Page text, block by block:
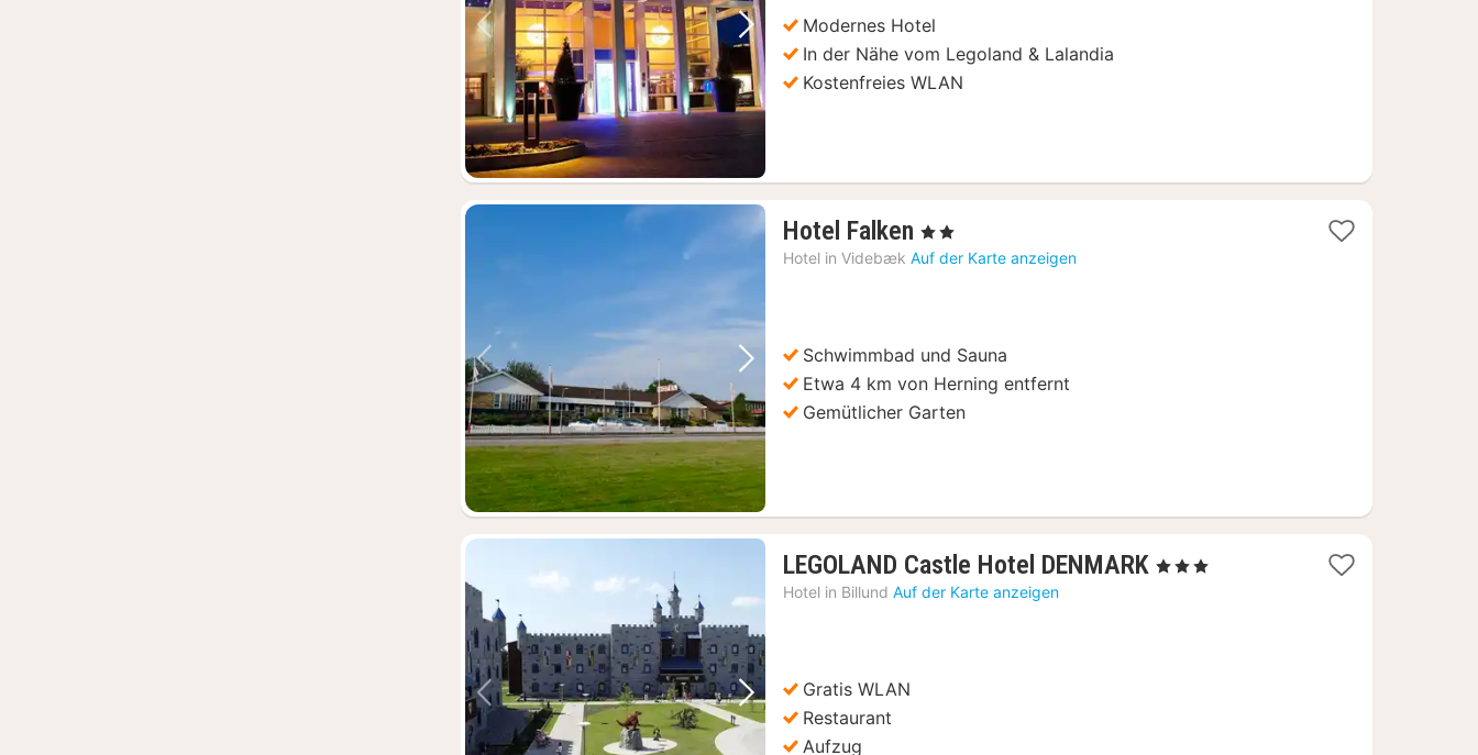
Vorheriges Bild Nächstes Bild
Modernes Hotel
In der Nähe vom Legoland & Lalandia
Kostenfreies WLAN
Vorheriges Bild Nächstes Bild
Hotel Falken 1
Nacht
, 2 Sterne
Hotel in Videbæk Auf der Karte anzeigen
Schwimmbad und Sauna
Etwa 4 km von Herning entfernt
Gemütlicher Garten
Vorheriges Bild Nächstes Bild
LEGOLAND Castle Hotel DENMARK 1
, 3 Sterne
Hotel in Billund Auf der Karte anzeigen
Gratis WLAN
Restaurant
Aufzug